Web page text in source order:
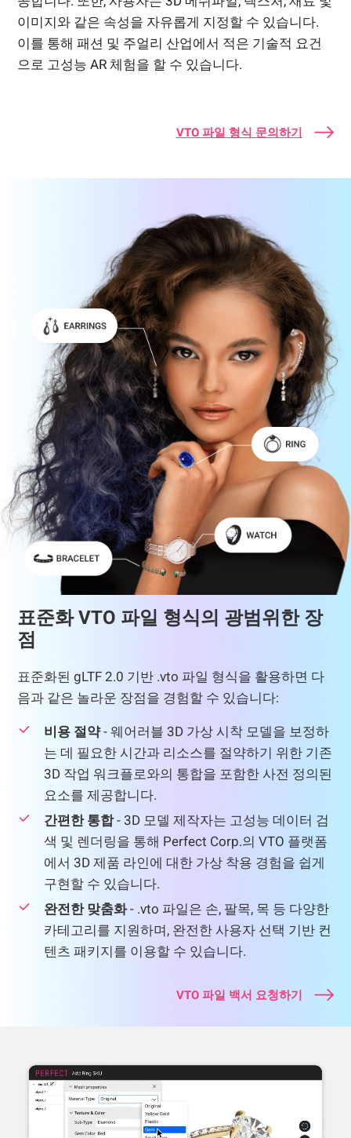
이미지와 같은 속성을 자유롭게 지정할 수 있습니다.
이를 통해 패션 및 주얼리 산업에서 적은 기술적 요건
으로 고성능 AR 체험을 할 수 있습니다.
VTO 파일 형식 문의하기
표준화 VTO 파일 형식의 광범위한 장
점
표준화된 gLTF 2.0 기반 .vto 파일 형식을 활용하면 다
음과 같은 놀라운 장점을 경험할 수 있습니다:
비용 절약- 웨어러블 3D 가상 시착 모델을 보정하
는 데 필요한 시간과 리소스를 절약하기 위한 기존
3D 작업 워크플로와의 통합을 포함한 사전 정의된
요소를 제공합니다.
간편한 통합- 3D 모델 제작자는 고성능 데이터 검
색 및 렌더링을 통해 Perfect Corp.의 VTO 플랫폼
에서 3D 제품 라인에 대한 가상 착용 경험을 쉽게
구현할 수 있습니다.
완전한 맞춤화- .vto 파일은 손, 팔목, 목 등 다양한
카테고리를 지원하며, 완전한 사용자 선택 기반 컨
텐츠 패키지를 이용할 수 있습니다.
VTO 파일 백서 요청하기